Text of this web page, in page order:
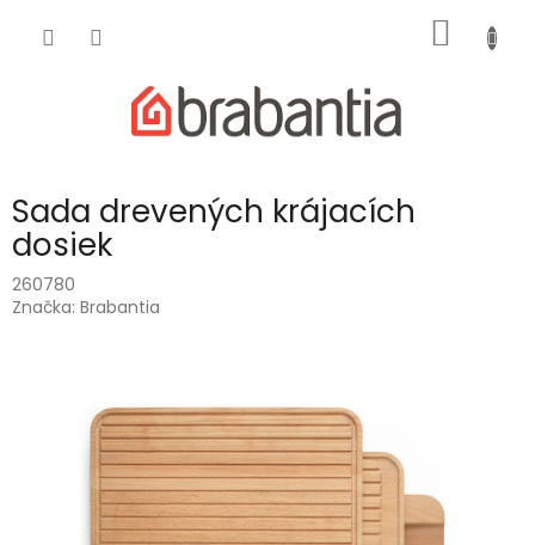
KOŠÍK
Sada drevených krájacích
dosiek
260780
Značka: Brabantia